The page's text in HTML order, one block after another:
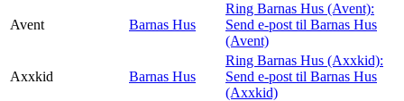
Avent Barnas Hus
Ring Barnas Hus (Avent):
Send e-post til Barnas Hus
(Avent)
Axxkid Barnas Hus
Ring Barnas Hus (Axxkid):
Send e-post til Barnas Hus
(Axxkid)